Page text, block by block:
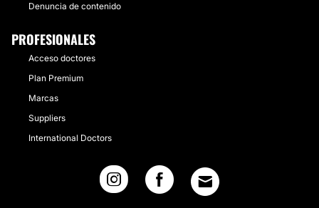
Denuncia de contenido
PROFESIONALES
Acceso doctores
Plan Premium
Marcas
Suppliers
International Doctors